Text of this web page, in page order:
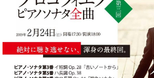
サ
ロ
ン
渋
駅